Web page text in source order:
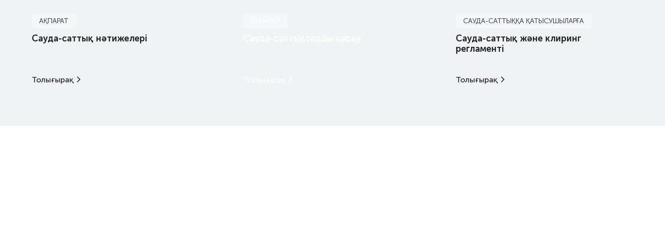
АҚПАРАТ
Сауда-саттық нәтижелері
Толығырақ
САУДА-САТТЫҚҚА ҚАТЫСУШЫЛАРҒА
Сауда-саттық және клиринг
регламенті
Толығырақ